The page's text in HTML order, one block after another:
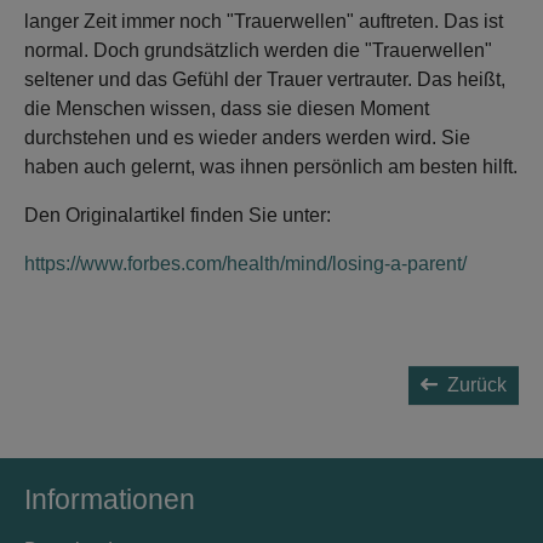
langer Zeit immer noch "Trauerwellen" auftreten. Das ist
normal. Doch grundsätzlich werden die "Trauerwellen"
seltener und das Gefühl der Trauer vertrauter. Das heißt,
die Menschen wissen, dass sie diesen Moment
durchstehen und es wieder anders werden wird. Sie
haben auch gelernt, was ihnen persönlich am besten hilft.
Den Originalartikel finden Sie unter:
https://www.forbes.com/health/mind/losing-a-parent/
Zurück
Informationen